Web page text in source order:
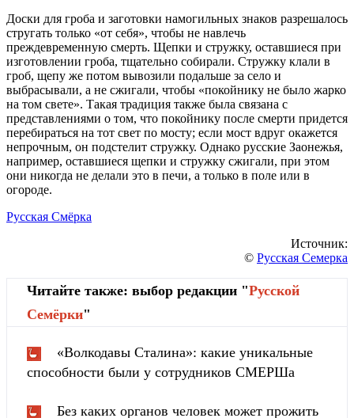
Доски для гроба и заготовки намогильных знаков разрешалось
стругать только «от себя», чтобы не навлечь
преждевременную смерть. Щепки и стружку, оставшиеся при
изготовлении гроба, тщательно собирали. Стружку клали в
гроб, щепу же потом вывозили подальше за село и
выбрасывали, а не сжигали, чтобы «покойнику не было жарко
на том свете». Такая традиция также была связана с
представлениями о том, что покойнику после смерти придется
перебираться на тот свет по мосту; если мост вдруг окажется
непрочным, он подстелит стружку. Однако русские Заонежья,
например, оставшиеся щепки и стружку сжигали, при этом
они никогда не делали это в печи, а только в поле или в
огороде.
Русская Смёрка
Источник:
© Русская Семерка
Читайте также: выбор редакции "Русской
Cемёрки"
«Волкодавы Сталина»: какие уникальные
способности были у сотрудников СМЕРШа
Без каких органов человек может прожить